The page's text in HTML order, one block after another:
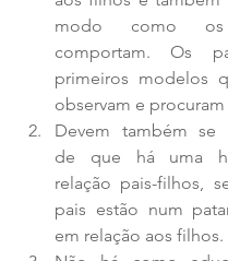
modo como
comportam. Os
primeiros modelos
observam e procuram
Devem também se
de que há uma
relação pais-filhos,
pais estão num
em relação aos filhos.